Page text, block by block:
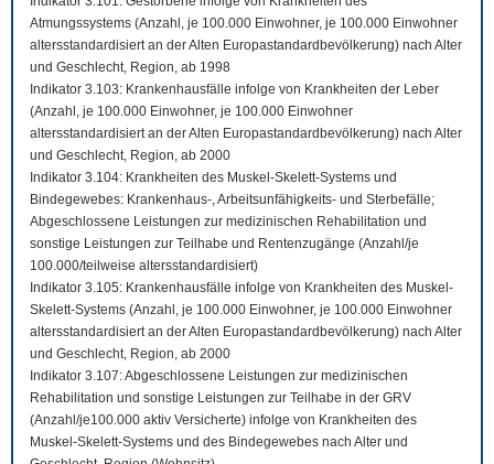
Atmungssystems (Anzahl, je 100.000 Einwohner, je 100.000 Einwohner
altersstandardisiert an der Alten Europastandardbevölkerung) nach Alter
und Geschlecht, Region, ab 1998
Indikator 3.103: Krankenhausfälle infolge von Krankheiten der Leber
(Anzahl, je 100.000 Einwohner, je 100.000 Einwohner
altersstandardisiert an der Alten Europastandardbevölkerung) nach Alter
und Geschlecht, Region, ab 2000
Indikator 3.104: Krankheiten des Muskel-Skelett-Systems und
Bindegewebes: Krankenhaus-, Arbeitsunfähigkeits- und Sterbefälle;
Abgeschlossene Leistungen zur medizinischen Rehabilitation und
sonstige Leistungen zur Teilhabe und Rentenzugänge (Anzahl/je
100.000/teilweise altersstandardisiert)
Indikator 3.105: Krankenhausfälle infolge von Krankheiten des Muskel-
Skelett-Systems (Anzahl, je 100.000 Einwohner, je 100.000 Einwohner
altersstandardisiert an der Alten Europastandardbevölkerung) nach Alter
und Geschlecht, Region, ab 2000
Indikator 3.107: Abgeschlossene Leistungen zur medizinischen
Rehabilitation und sonstige Leistungen zur Teilhabe in der GRV
(Anzahl/je100.000 aktiv Versicherte) infolge von Krankheiten des
Muskel-Skelett-Systems und des Bindegewebes nach Alter und